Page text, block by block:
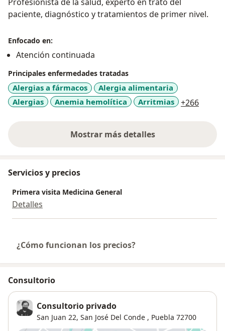
Profesionista de la salud, experto en trato del
paciente, diagnóstico y tratamientos de primer nivel.
Enfocado en:
Atención continuada
Principales enfermedades tratadas
Alergias a fármacos
Alergia alimentaria
Alergias
Anemia hemolítica Arritmias +266
Mostrar más detalles
sobre la experiencia
Servicios y precios
Primera visita Medicina General
Detalles
¿Cómo funcionan los precios?
Consultorio
Consultorio privado
San Juan 22, San José Del Conde , Puebla 72700